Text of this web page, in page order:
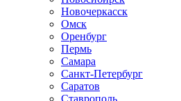
Новочеркаcск
Омск
Оренбург
Пермь
Самара
Санкт-Петербург
Саратов
Ставрополь